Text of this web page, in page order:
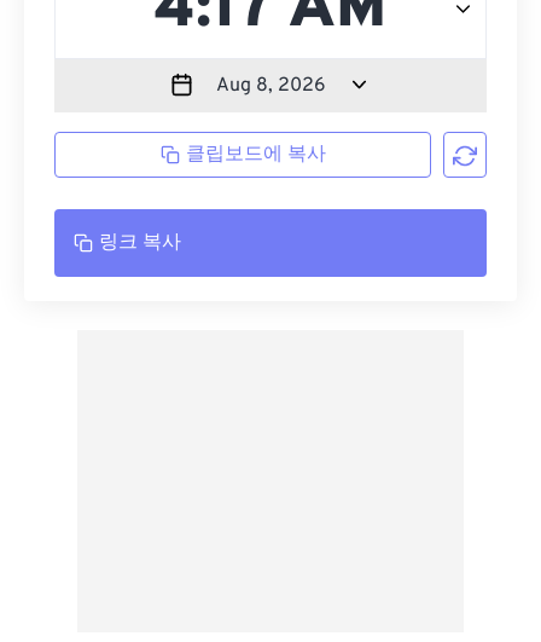
클립보드에 복사
링크 복사